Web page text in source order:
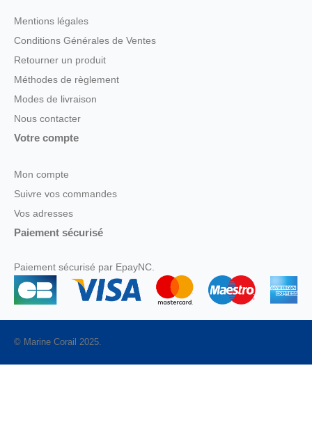
Mentions légales
Conditions Générales de Ventes
Retourner un produit
Méthodes de règlement
Modes de livraison
Nous contacter
Votre compte
Mon compte
Suivre vos commandes
Vos adresses
Paiement sécurisé
Paiement sécurisé par EpayNC.
© Marine Corail 2025.